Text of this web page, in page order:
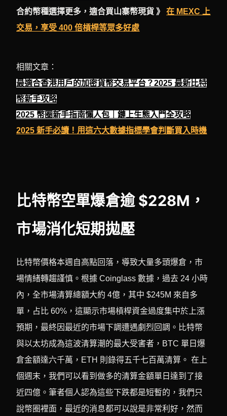
合約幣種選擇更多，適合買山寨幣現貨 》在 MEXC 上
交易，享受 400 倍槓桿等眾多好處
相關文章：
最適合香港用戶的加密貨幣交易平台？2025 最新比特
幣新手攻略
2025 幣圈新手指南懶人包｜鏈上生態入門全攻略
2025 新手必讀！用這六大數據指標學會判斷買入時機
比特幣空單爆倉逾 $228M，
市場消化短期拋壓
比特幣價格本週自高點回落，導致大量多頭爆倉，市
場情緒轉趨謹慎。根據 Coinglass 數據，過去 24 小時
內，全市場清算總額大約 4億，其中 $245M 來自多
單，占比 60%，這顯示市場槓桿資金過度集中於上漲
預期，最終因最近的市場下調遭遇劇烈回調。比特幣
與以太坊成為這波清算潮的最大受害者，BTC 單日爆
倉金額達六千萬，ETH 則錄得五千七百萬清算。 在上
個週末，我們可以看到做多的清算金額單日達到了接
近四億。筆者個人認為這些下跌都是短暫的，我們只
說幣圈裡面，最近的消息都可以說是非常利好，然而